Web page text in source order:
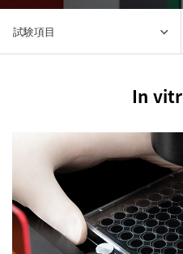
試験項目
In